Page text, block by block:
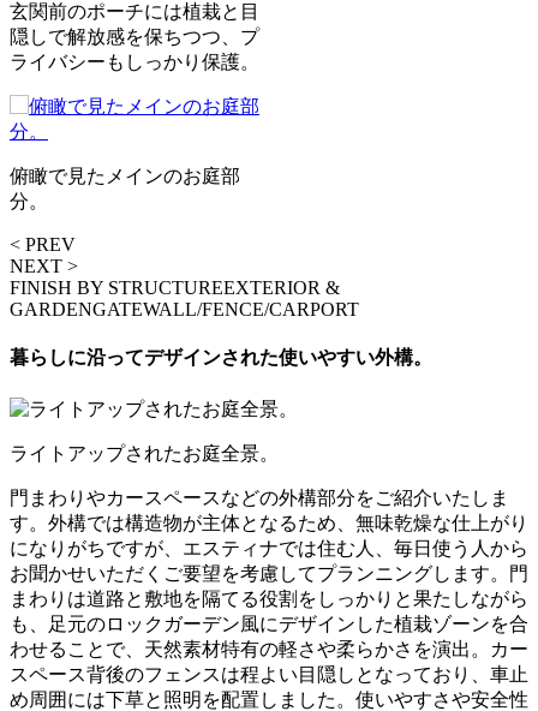
玄関前のポーチには植栽と目
隠しで解放感を保ちつつ、プ
ライバシーもしっかり保護。
俯瞰で見たメインのお庭部
分。
< PREV
NEXT >
FINISH BY STRUCTUREEXTERIOR &
GARDENGATEWALL/FENCE/CARPORT
暮らしに沿ってデザインされた使いやすい外構。
ライトアップされたお庭全景。
門まわりやカースペースなどの外構部分をご紹介いたしま
す。外構では構造物が主体となるため、無味乾燥な仕上がり
になりがちですが、エスティナでは住む人、毎日使う人から
お聞かせいただくご要望を考慮してプランニングします。門
まわりは道路と敷地を隔てる役割をしっかりと果たしながら
も、足元のロックガーデン風にデザインした植栽ゾーンを合
わせることで、天然素材特有の軽さや柔らかさを演出。カー
スペース背後のフェンスは程よい目隠しとなっており、車止
め周囲には下草と照明を配置しました。使いやすさや安全性